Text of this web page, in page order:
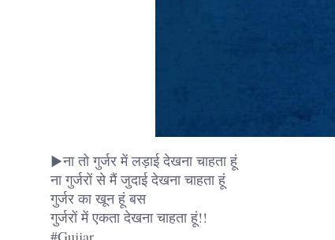
▶ना तो गुर्जर में लड़ाई देखना चाहता हूं
ना गुर्जरों से मैं जुदाई देखना चाहता हूं
गुर्जर का खून हूं बस
गुर्जरों में एकता देखना चाहता हूं!!
#Gujjar